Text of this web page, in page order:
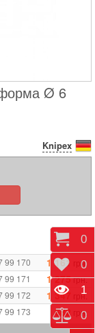
форма Ø 6
Knipex
99 170 1 161
грн.
99 171
1 275грн.
99 172
1 347
грн.
99 173
682 грн.
174
794грн.
0
0
1
0